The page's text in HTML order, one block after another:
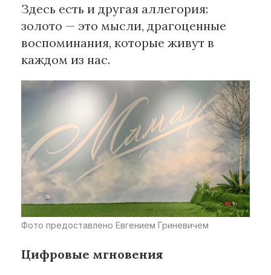
Здесь есть и другая аллегория:
золото — это мысли, драгоценные
воспоминания, которые живут в
каждом из нас.
Фото предоставлено Евгением Гриневичем
Цифровые мгновения